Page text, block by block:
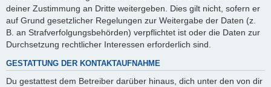
deiner Zustimmung an Dritte weitergeben. Dies gilt nicht, sofern er
auf Grund gesetzlicher Regelungen zur Weitergabe der Daten (z.
B. an Strafverfolgungsbehörden) verpflichtet ist oder die Daten zur
Durchsetzung rechtlicher Interessen erforderlich sind.
GESTATTUNG DER KONTAKTAUFNAHME
Du gestattest dem Betreiber darüber hinaus, dich unter den von dir